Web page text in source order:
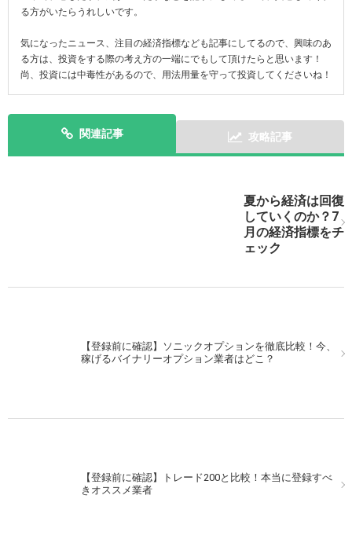
る方がいたらうれしいです。
気になったニュース、注目の経済指標なども記事にしてるので、興味のあ
る方は、投資をする際の考え方の一端にでもして頂けたらと思います！
尚、投資には中毒性があるので、用法用量を守って投資してくださいね！
関連記事 攻略記事
夏から経済は回復
していくのか？7
月の経済指標をチ
ェック
【登録前に確認】ソニックオプションを徹底比較！今、
稼げるバイナリーオプション業者はどこ？
【登録前に確認】トレード200と比較！本当に登録すべ
きオススメ業者